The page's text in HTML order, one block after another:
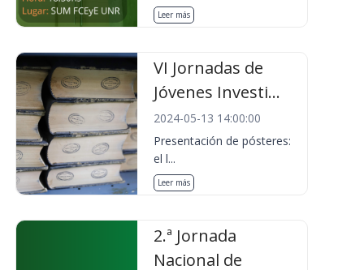
Leer más
VI Jornadas de
Jóvenes Investi...
2024-05-13 14:00:00
Presentación de pósteres:
el l...
Leer más
2.ª Jornada
Nacional de